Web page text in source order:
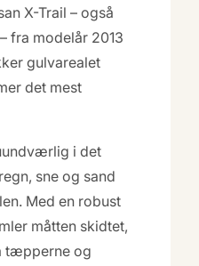
X-Trail – også
fra modelår 2013
gulvarealet
det mest
i det
sne og sand
Med en robust
måtten skidtet,
tæpperne og